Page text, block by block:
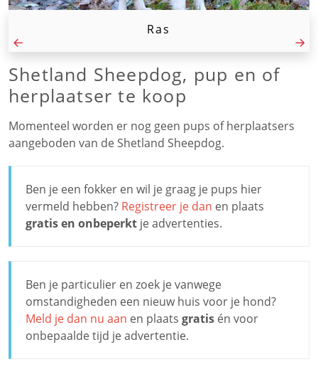
Ras
Shetland Sheepdog, pup en of
herplaatser te koop
Momenteel worden er nog geen pups of herplaatsers
aangeboden van de Shetland Sheepdog.
Ben je een fokker en wil je graag je pups hier
vermeld hebben? Registreer je dan en plaats
gratis en onbeperkt je advertenties.
Ben je particulier en zoek je vanwege
omstandigheden een nieuw huis voor je hond?
Meld je dan nu aan en plaats gratis én voor
onbepaalde tijd je advertentie.